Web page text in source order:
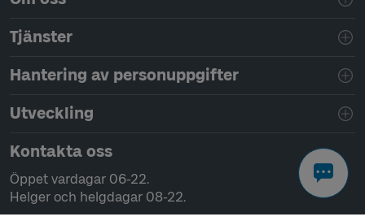
Tjänster
Hantering av personuppgifter
Utveckling
Kontakta oss
Öppet vardagar 06-22.
Helger och helgdagar 08-22.